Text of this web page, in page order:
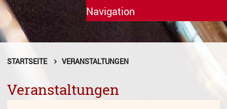
Navigation
Unterricht
Fächer A - Z
STARTSEITE VERANSTALTUNGEN
Veranstaltungen